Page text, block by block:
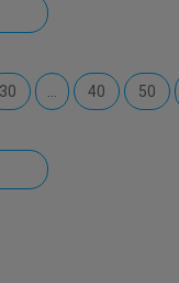
30 40
50